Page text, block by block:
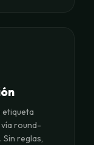
etiqueta
round-
reglas,